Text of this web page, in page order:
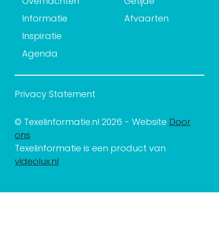
Informatie
Inspiratie
Agenda
Afvaarten
Privacy Statement
© Texelinformatie.nl 2026 - Website Door
ons
Texelinformatie is een product van
videolux.nl